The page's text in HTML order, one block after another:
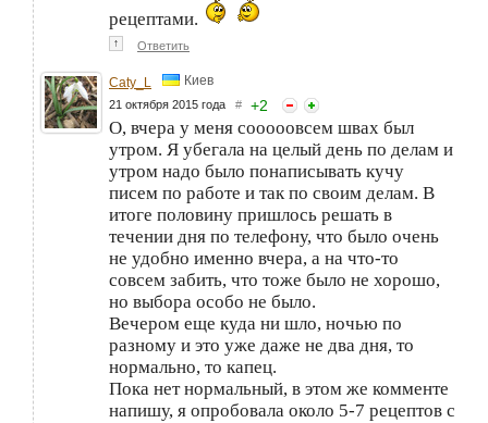
рецептами.
↑ Ответить
Caty_L Киев
21 октября 2015 года # +2
О, вчера у меня сооооовсем швах был
утром. Я убегала на целый день по делам и
утром надо было понаписывать кучу
писем по работе и так по своим делам. В
итоге половину пришлось решать в
течении дня по телефону, что было очень
не удобно именно вчера, а на что-то
совсем забить, что тоже было не хорошо,
но выбора особо не было.
Вечером еще куда ни шло, ночью по
разному и это уже даже не два дня, то
нормально, то капец.
Пока нет нормальный, в этом же комменте
напишу, я опробовала около 5-7 рецептов с